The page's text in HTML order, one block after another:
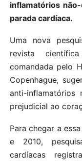
inflamatórios
parada cardíaca.
Uma nova
revista
comandada pelo
Copenhague,
anti-inflamatórios
prejudicial ao
Para chegar a
e 2010,
cardíacas